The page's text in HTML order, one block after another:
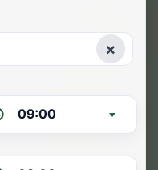
×
09:00